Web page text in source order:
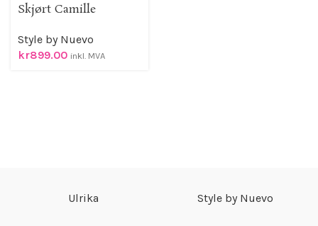
Skjørt Camille
Style by Nuevo
kr899.00 inkl. MVA
Ulrika Style by Nuevo